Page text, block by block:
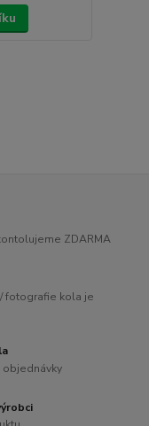
ZDARMA
fotografie kola je